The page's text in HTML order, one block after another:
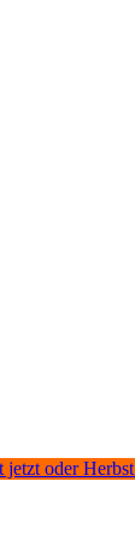
jetzt oder Herbst